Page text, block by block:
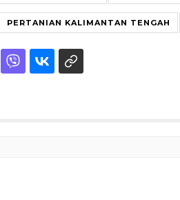
PERTANIAN KALIMANTAN TENGAH